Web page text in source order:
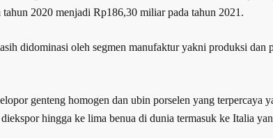
2020 menjadi Rp186,30 miliar pada tahun 2021.
didominasi oleh segmen manufaktur yakni produksi
genteng homogen dan ubin porselen yang
hingga ke lima benua di dunia termasuk ke Italia